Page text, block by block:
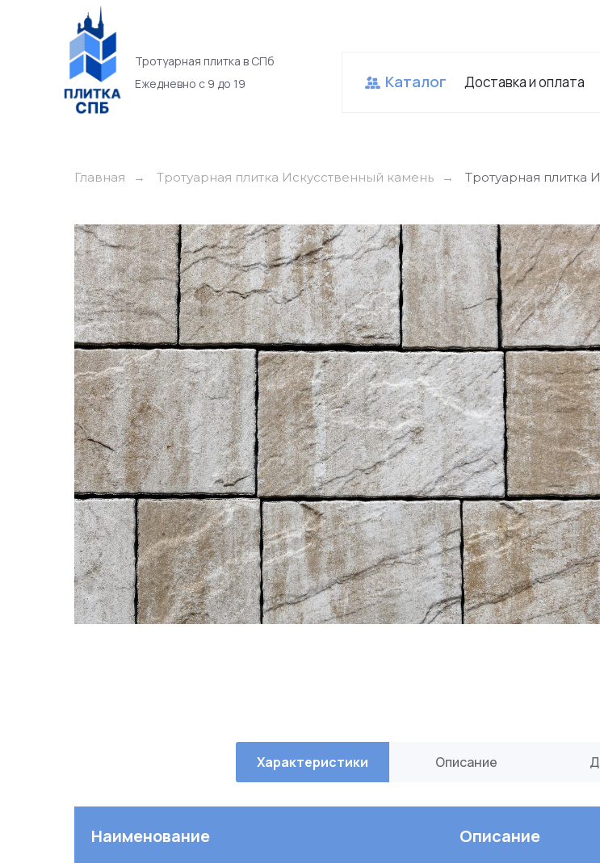
Доставка и оплата
Тротуарная плитка в СПб
Ежедневно с 9 до 19
Каталог
Главная → Тротуарная плитка Искусственный камень → Тротуарная плитка
Характеристики Описание
Наименование Описание